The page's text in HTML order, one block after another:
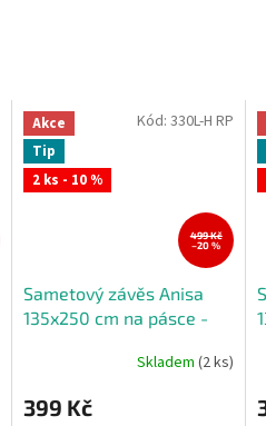
Akce
Tip
2 ks - 10 %
499 Kč
–20 %
Sametový závěs Anisa
135x250 cm na pásce -
Skladem(2 ks)
399 Kč
Kód:330L-H RP